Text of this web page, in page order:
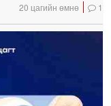
20 цагийн өмнө 1